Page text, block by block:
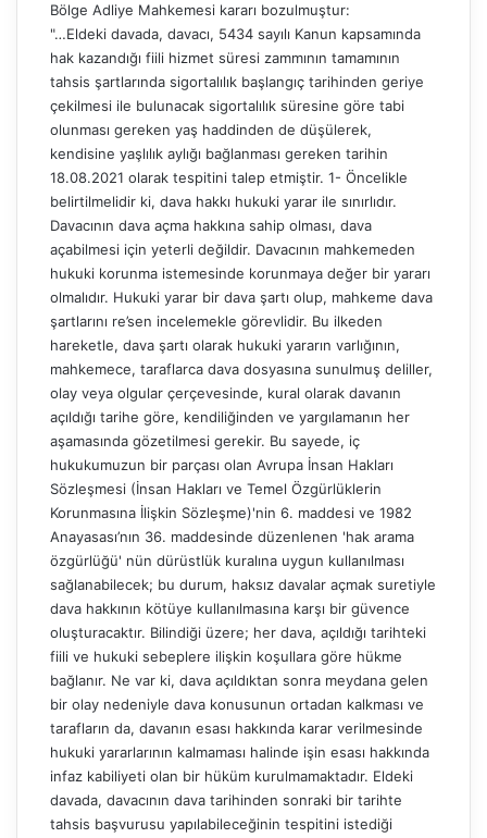
Bölge Adliye Mahkemesi kararı bozulmuştur:
"…Eldeki davada, davacı, 5434 sayılı Kanun kapsamında
hak kazandığı fiili hizmet süresi zammının tamamının
tahsis şartlarında sigortalılık başlangıç tarihinden geriye
çekilmesi ile bulunacak sigortalılık süresine göre tabi
olunması gereken yaş haddinden de düşülerek,
kendisine yaşlılık aylığı bağlanması gereken tarihin
18.08.2021 olarak tespitini talep etmiştir. 1- Öncelikle
belirtilmelidir ki, dava hakkı hukuki yarar ile sınırlıdır.
Davacının dava açma hakkına sahip olması, dava
açabilmesi için yeterli değildir. Davacının mahkemeden
hukuki korunma istemesinde korunmaya değer bir yararı
olmalıdır. Hukuki yarar bir dava şartı olup, mahkeme dava
şartlarını re’sen incelemekle görevlidir. Bu ilkeden
hareketle, dava şartı olarak hukuki yararın varlığının,
mahkemece, taraflarca dava dosyasına sunulmuş deliller,
olay veya olgular çerçevesinde, kural olarak davanın
açıldığı tarihe göre, kendiliğinden ve yargılamanın her
aşamasında gözetilmesi gerekir. Bu sayede, iç
hukukumuzun bir parçası olan Avrupa İnsan Hakları
Sözleşmesi (İnsan Hakları ve Temel Özgürlüklerin
Korunmasına İlişkin Sözleşme)'nin 6. maddesi ve 1982
Anayasası’nın 36. maddesinde düzenlenen 'hak arama
özgürlüğü' nün dürüstlük kuralına uygun kullanılması
sağlanabilecek; bu durum, haksız davalar açmak suretiyle
dava hakkının kötüye kullanılmasına karşı bir güvence
oluşturacaktır. Bilindiği üzere; her dava, açıldığı tarihteki
fiili ve hukuki sebeplere ilişkin koşullara göre hükme
bağlanır. Ne var ki, dava açıldıktan sonra meydana gelen
bir olay nedeniyle dava konusunun ortadan kalkması ve
tarafların da, davanın esası hakkında karar verilmesinde
hukuki yararlarının kalmaması halinde işin esası hakkında
infaz kabiliyeti olan bir hüküm kurulmamaktadır. Eldeki
davada, davacının dava tarihinden sonraki bir tarihte
tahsis başvurusu yapılabileceğinin tespitini istediği